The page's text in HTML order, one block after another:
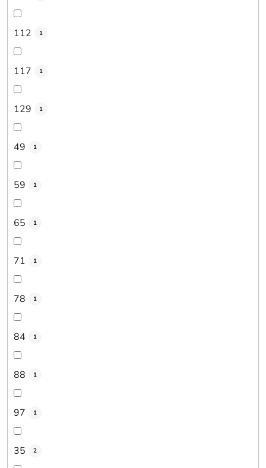
112 1
117 1
129 1
49 1
59 1
65 1
71 1
78 1
84 1
88 1
97 1
35 2